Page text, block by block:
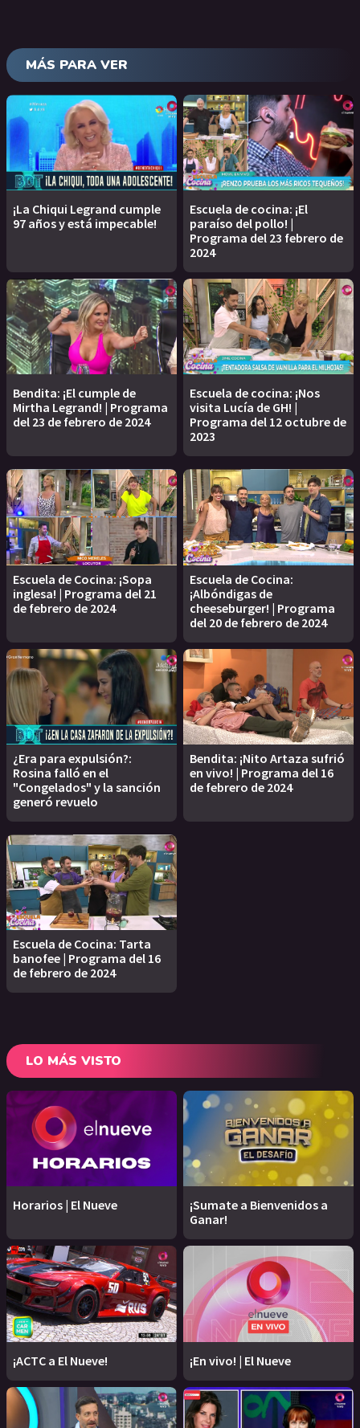
MÁS PARA VER
¡La Chiqui Legrand cumple
97 años y está impecable!
Escuela de cocina: ¡El
paraíso del pollo! |
Programa del 23 febrero de
2024
Bendita: ¡El cumple de
Mirtha Legrand! | Programa
del 23 de febrero de 2024
Escuela de cocina: ¡Nos
visita Lucía de GH! |
Programa del 12 octubre de
2023
Escuela de Cocina: ¡Sopa
inglesa! | Programa del 21
de febrero de 2024
Escuela de Cocina:
¡Albóndigas de
cheeseburger! | Programa
del 20 de febrero de 2024
¿Era para expulsión?:
Rosina falló en el
"Congelados" y la sanción
generó revuelo
Bendita: ¡Nito Artaza sufrió
en vivo! | Programa del 16
de febrero de 2024
Escuela de Cocina: Tarta
banofee | Programa del 16
de febrero de 2024
LO MÁS VISTO
Horarios | El Nueve
¡Sumate a Bienvenidos a
Ganar!
¡ACTC a El Nueve! ¡En vivo! | El Nueve